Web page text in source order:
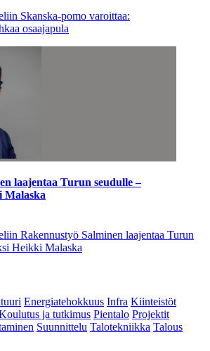
Skanska-pomo varoittaa:
osaajapula
laajentaa Turun seudulle –
Malaska
Rakennustyö Salminen laajentaa Turun
Heikki Malaska
Energiatehokkuus Infra Kiinteistöt
ja tutkimus Pientalo Projektit
Suunnittelu Talotekniikka Talous